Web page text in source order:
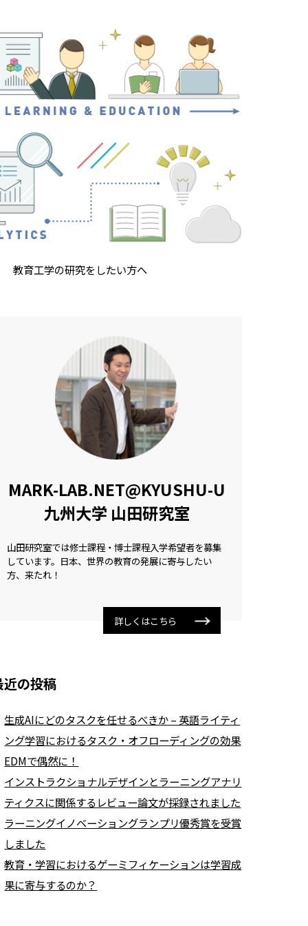
教育工学の研究をしたい方へ
MARK-LAB.NET@KYUSHU-U
九州大学 山田研究室
山田研究室では修士課程・博士課程入学希望者を募集
しています。日本、世界の教育の発展に寄与したい
方、来たれ！
詳しくはこちら
近の投稿
生成AIにどのタスクを任せるべきか – 英語ライティ
ング学習におけるタスク・オフローディングの効果
EDMで偶然に！
インストラクショナルデザインとラーニングアナリ
ティクスに関係するレビュー論文が採録されました
ラーニングイノベーショングランプリ優秀賞を受賞
しました
教育・学習におけるゲーミフィケーションは学習成
果に寄与するのか？